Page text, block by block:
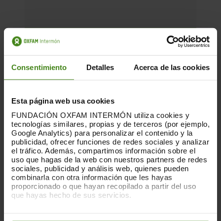
Consentimiento Detalles Acerca de las cookies
Esta página web usa cookies
FUNDACIÓN OXFAM INTERMÓN utiliza cookies y
tecnologías similares, propias y de terceros (por ejemplo,
Google Analytics) para personalizar el contenido y la
publicidad, ofrecer funciones de redes sociales y analizar
el tráfico. Además, compartimos información sobre el
uso que hagas de la web con nuestros partners de redes
sociales, publicidad y análisis web, quienes pueden
combinarla con otra información que les hayas
proporcionado o que hayan recopilado a partir del uso
que hayas hecho de sus servicios.
19.02.2019